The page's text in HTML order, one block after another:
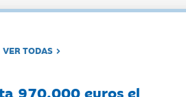
VER TODAS
970.000 euros el